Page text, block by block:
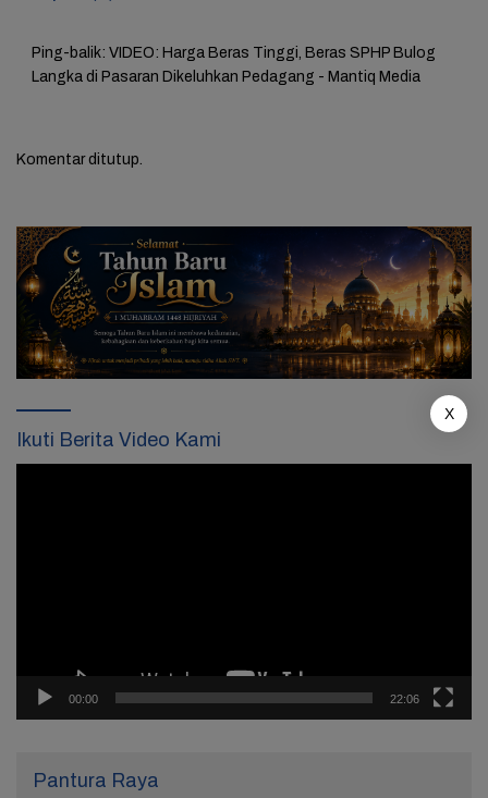
Ping-balik: VIDEO: Harga Beras Tinggi, Beras SPHP Bulog
Langka di Pasaran Dikeluhkan Pedagang - Mantiq Media
Komentar ditutup.
Ikuti Berita Video Kami
00:00 22:06
Pantura Raya
X